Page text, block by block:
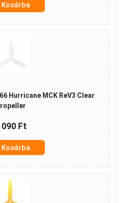
Kosárba
Hurricane MCK ReV3 Clear
090 Ft
Kosárba